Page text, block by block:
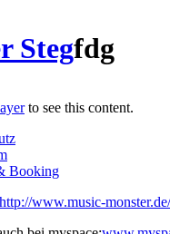
Stegfdg
to see this content.
Booking
www.music-monster.de/